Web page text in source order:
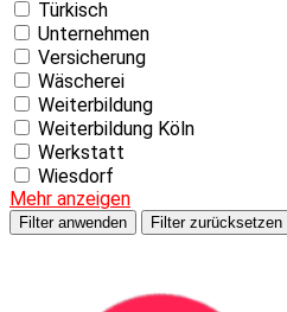
Türkisch
Unternehmen
Versicherung
Wäscherei
Weiterbildung
Weiterbildung Köln
Werkstatt
Wiesdorf
Mehr anzeigen
Filter anwenden Filter zurücksetzen